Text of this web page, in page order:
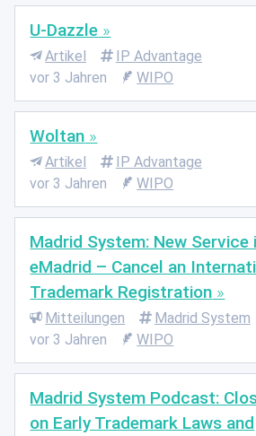
U-Dazzle
Artikel
IP Advantage
vor 3 Jahren
WIPO
Woltan
Artikel
IP Advantage
vor 3 Jahren
WIPO
Madrid System: New Service
eMadrid – Cancel an
Trademark Registration
Mitteilungen
Madrid System
vor 3 Jahren
WIPO
Madrid System Podcast:
on Early Trademark Laws and